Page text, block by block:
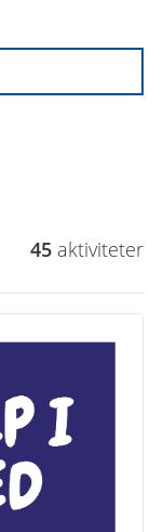
45 aktiviteter